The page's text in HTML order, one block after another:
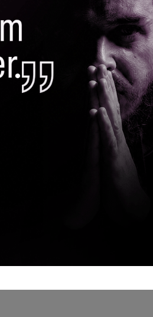
Prefeitura
ao suicídio
By Canal Itapevi 2